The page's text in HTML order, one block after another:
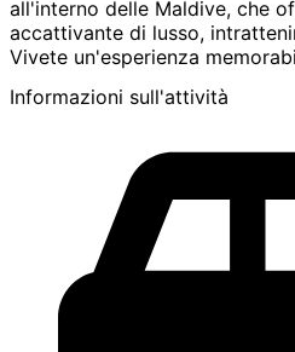
all'interno delle Maldive, che
accattivante di lusso,
Vivete un'esperienza
Informazioni sull'attività